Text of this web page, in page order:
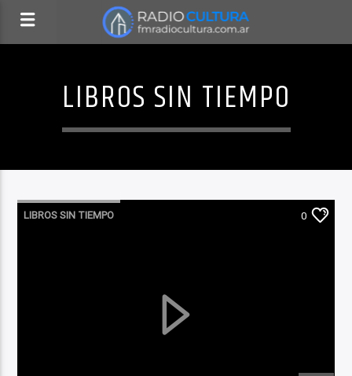
LIBROS SIN TIEMPO
LIBROS SIN TIEMPO 0